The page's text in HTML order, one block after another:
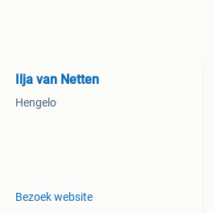
Ilja van Netten
Hengelo
Bezoek website